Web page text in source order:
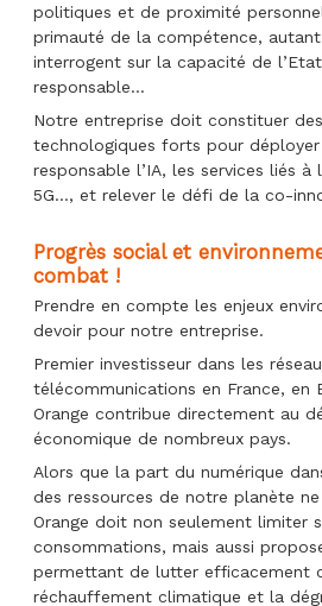
politiques et de proximité
primauté de la compétence,
interrogent sur la capacité de
responsable…
Notre entreprise doit constituer
technologiques forts pour déployer
responsable l’IA, les services liés
5G…, et relever le défi de la co-
Progrès social et
combat !
Prendre en compte les enjeux
devoir pour notre entreprise.
Premier investisseur dans les
télécommunications en France, en
Orange contribue directement au
économique de nombreux pays.
Alors que la part du numérique
des ressources de notre planète
Orange doit non seulement limiter
consommations, mais aussi
permettant de lutter efficacement
réchauffement climatique et la